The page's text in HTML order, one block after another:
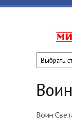
Воин